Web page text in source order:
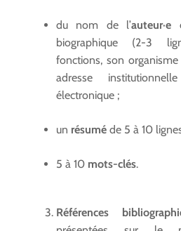
du nom de l’auteur·e
biographique (2-3
fonctions, son
adresse
électronique ;
un résumé de 5 à 10
5 à 10 mots-clés.
Références